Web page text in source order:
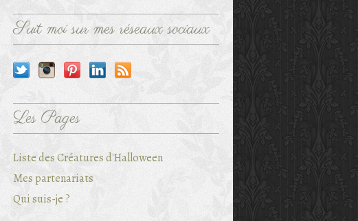
Suit moi sur mes réseaux sociaux
Les Pages
Liste des Créatures d'Halloween
Mes partenariats
Qui suis-je ?